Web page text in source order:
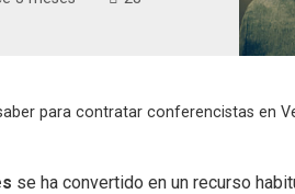
para contratar conferencistas en
se ha convertido en un recurso